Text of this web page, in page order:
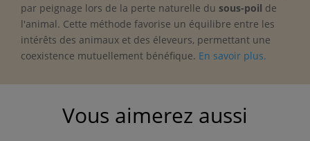
par peignage lors de la perte naturelle du sous-poil de
l'animal. Cette méthode favorise un équilibre entre les
intérêts des animaux et des éleveurs, permettant une
coexistence mutuellement bénéfique. En savoir plus.
Vous aimerez aussi